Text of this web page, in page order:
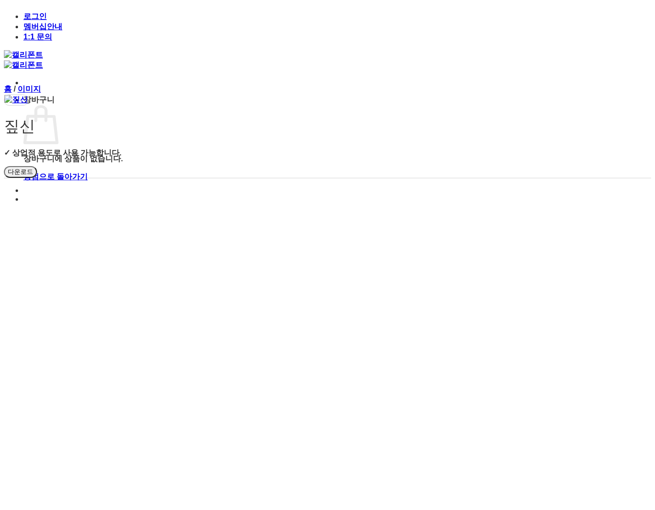
content
로그인
멤버십안내
1:1 문의
장바구니
장바구니에 상품이 없습니다.
상점으로 돌아가기
홈 / 이미지
짚신
✓ 상업적 용도로 사용 가능합니다.
다운로드